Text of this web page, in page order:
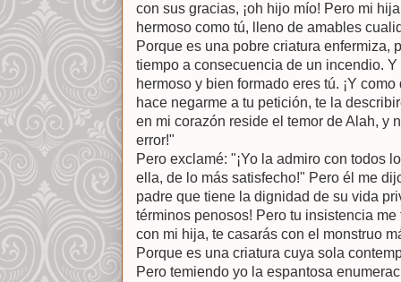
con sus gracias, ¡oh hijo mío! Pero mi
hermoso como tú, lleno de amables
Porque es una pobre criatura enfermiza,
tiempo a consecuencia de un incendio.
hermoso y bien formado eres tú. ¡Y
hace negarme a tu petición, te la
en mi corazón reside el temor de Alah, y
error!"
Pero exclamé: "¡Yo la admiro con todos
ella, de lo más satisfecho!" Pero él me
padre que tiene la dignidad de su vida
términos penosos! Pero tu insistencia
con mi hija, te casarás con el monstruo
Porque es una criatura cuya sola
Pero temiendo yo la espantosa